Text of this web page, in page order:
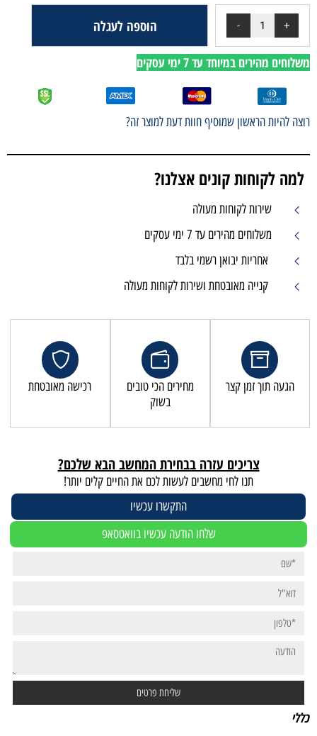
הוספה לעגלה
משלוחים מהירים במיוחד עד 7 ימי עסקים
רוצה להיות הראשון שמוסיף חוות דעת למוצר זה?
למה לקוחות קונים אצלנו?
שירות לקוחות מעולה
משלוחים מהירים עד 7 ימי עסקים
אחריות יבואן רשמי בלבד
קנייה מאובטחת ושירות לקוחות מעולה
הגעה תוך זמן קצר
מחירים הכי טובים
בשוק
רכישה מאובטחת
צריכים עזרה בבחירת המחשב הבא שלכם?
תנו לחי מחשבים לעשות לכם את החיים קלים יותר!
התקשרו עכשיו
שלחו הודעה עכשיו בוואטסאפ
כללי